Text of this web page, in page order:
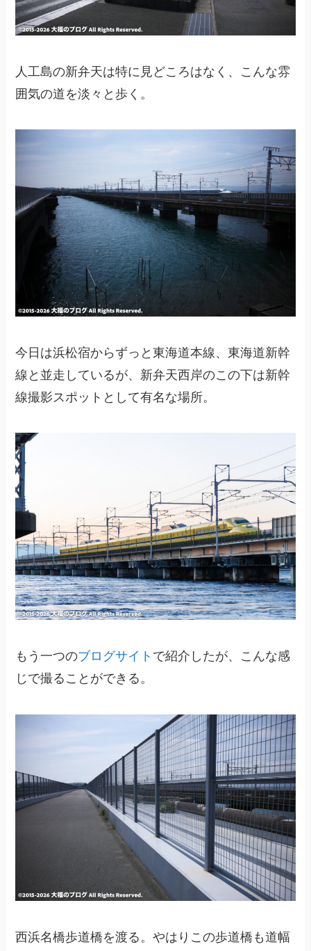
人工島の新弁天は特に見どころはなく、こんな雰
囲気の道を淡々と歩く。
今日は浜松宿からずっと東海道本線、東海道新幹
線と並走しているが、新弁天西岸のこの下は新幹
線撮影スポットとして有名な場所。
もう一つのブログサイト で紹介したが、こんな感
じで撮ることができる。
西浜名橋歩道橋を渡る。やはりこの歩道橋も道幅